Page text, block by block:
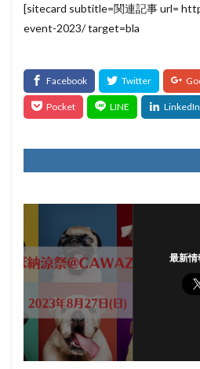
[sitecard subtitle=関連記事 url=
event-2023/ target=bla
最新情